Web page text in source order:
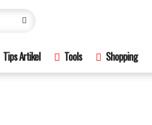
Tips Artikel Tools Shopping